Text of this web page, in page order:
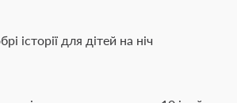
історії для дітей на ніч